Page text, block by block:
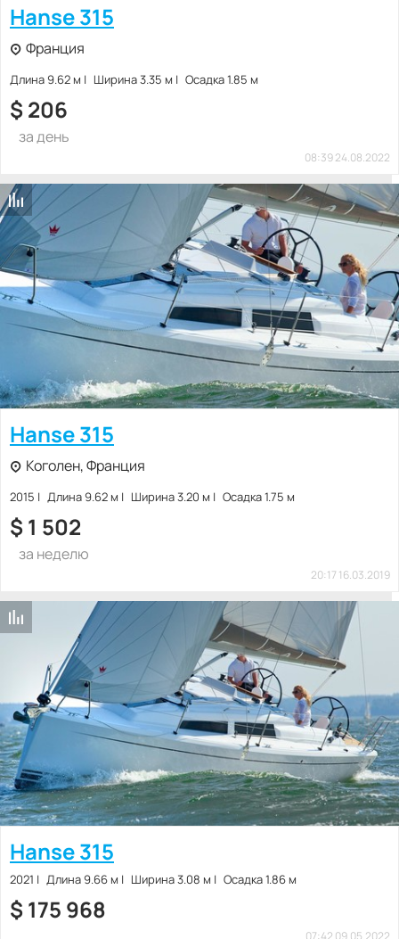
Hanse 315
Франция
Длина 9.62 м Ширина 3.35 м Осадка 1.85 м
$ 206
за день
08:39 24.08.2022
Hanse 315
Коголен, Франция
2015 Длина 9.62 м Ширина 3.20 м Осадка 1.75 м
$ 1 502
за неделю
20:17 16.03.2019
Hanse 315
2021 Длина 9.66 м Ширина 3.08 м Осадка 1.86 м
$ 175 968
07:42 09.05.2022